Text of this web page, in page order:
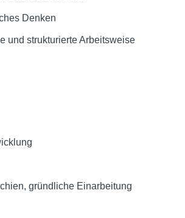
Denken
und strukturierte Arbeitsweise
gründliche Einarbeitung